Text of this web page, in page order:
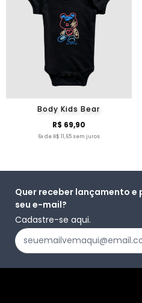
Body Kids Bear
R$ 69,90
6x de R$ 11,65 sem juros
Quer receber lançamento e
seu e-mail?
Cadastre-se aqui.